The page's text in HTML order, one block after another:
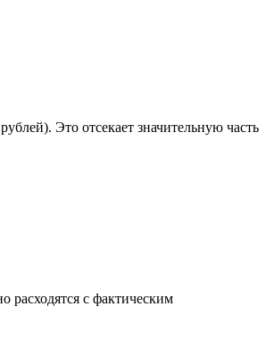
Это отсекает значительную часть
расходятся с фактическим